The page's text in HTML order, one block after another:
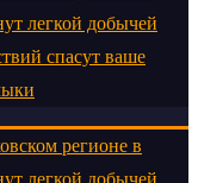
легкой добычей
спасут ваше
регионе в
легкой добычей